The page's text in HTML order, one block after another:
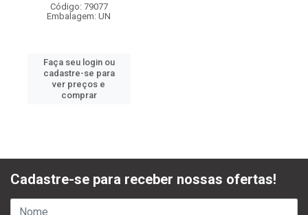
Código: 79077
Embalagem: UN
Faça seu login ou
cadastre-se para
ver preços e
comprar
Cadastre-se para receber nossas ofertas!